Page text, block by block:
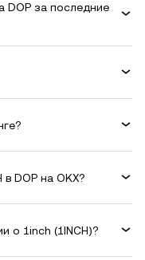
DOP за последние
DOP на OKX?
о 1inch (1INCH)?